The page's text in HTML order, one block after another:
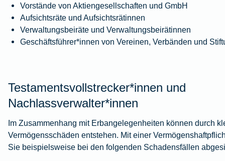
Vorstände von Aktiengesellschaften und GmbH
Aufsichtsräte und Aufsichtsrätinnen
Verwaltungsbeiräte und Verwaltungsbeirätinnen
Geschäftsführer*innen von Vereinen, Verbänden und
Testamentsvollstrecker*innen und
Nachlassverwalter*innen
Im Zusammenhang mit Erbangelegenheiten können durch
Vermögensschäden entstehen. Mit einer
Sie beispielsweise bei den folgenden Schadensfällen